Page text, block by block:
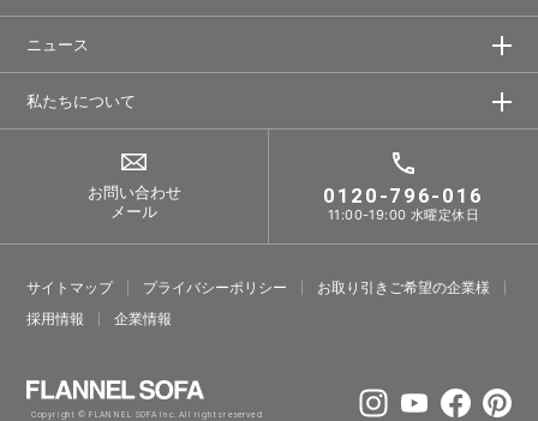
ニュース
私たちについて
お問い合わせ
メール
0120-796-016
11:00-19:00 水曜定休日
サイトマップ プライバシーポリシー
お取り引きご希望の企業様
採⽤情報
企業情報
Copyright © FLANNEL SOFA Inc. All rights reserved